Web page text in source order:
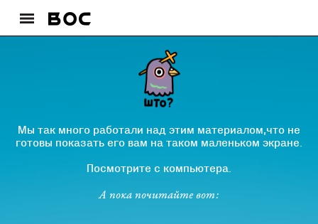
Мы так много работали над этим материалом,что не
готовы показать его вам на таком маленьком экране.
Посмотрите с компьютера.
А пока почитайте вот: